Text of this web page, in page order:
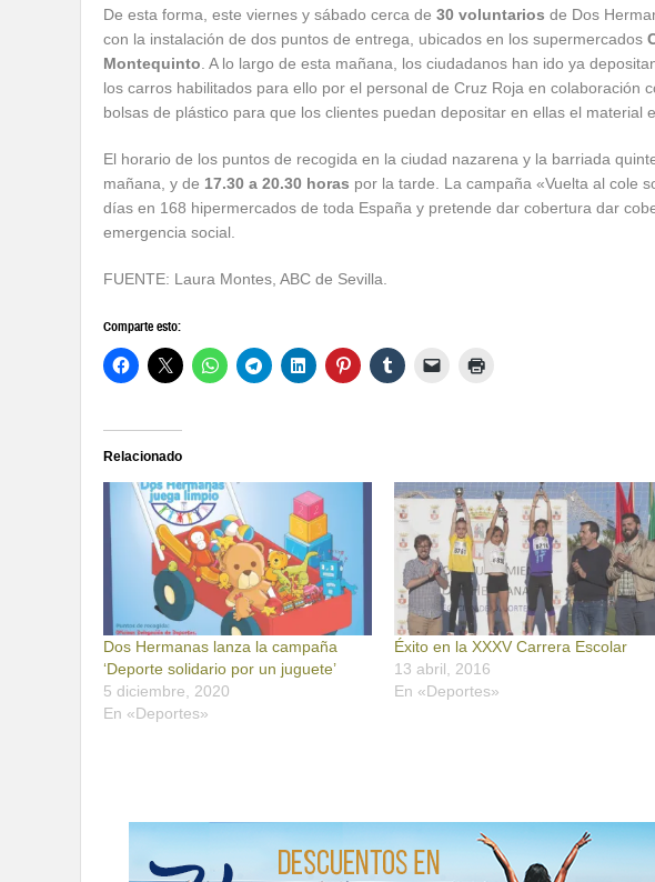
De esta forma, este viernes y sábado cerca de 30 voluntarios de Dos
con la instalación de dos puntos de entrega, ubicados en los supermercados
Montequinto . A lo largo de esta mañana, los ciudadanos han ido ya
los carros habilitados para ello por el personal de Cruz Roja en colaboración
bolsas de plástico para que los clientes puedan depositar en ellas el material
El horario de los puntos de recogida en la ciudad nazarena y la barriada
mañana, y de 17.30 a 20.30 horas por la tarde. La campaña «Vuelta al cole
días en 168 hipermercados de toda España y pretende dar cobertura dar
emergencia social.
FUENTE: Laura Montes, ABC de Sevilla.
Comparte esto:
Relacionado
Dos Hermanas lanza la campaña
‘Deporte solidario por un juguete’
5 diciembre, 2020
En «Deportes»
Éxito en la XXXV Carrera Escolar
13 abril, 2016
En «Deportes»